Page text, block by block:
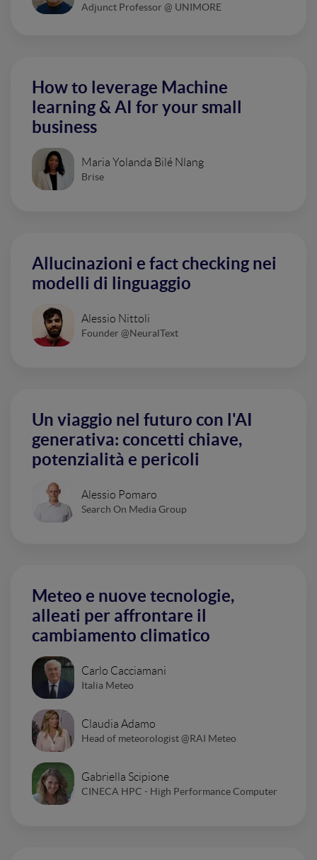
Adjunct Professor @ UNIMORE
How to leverage Machine
learning & AI for your small
business
Maria Yolanda Bilé Nlang
Brise
Allucinazioni e fact checking nei
modelli di linguaggio
Alessio Nittoli
Founder @NeuralText
Un viaggio nel futuro con l'AI
generativa: concetti chiave,
potenzialità e pericoli
Alessio Pomaro
Search On Media Group
Meteo e nuove tecnologie,
alleati per affrontare il
cambiamento climatico
Carlo Cacciamani
Italia Meteo
Claudia Adamo
Head of meteorologist @RAI Meteo
Gabriella Scipione
CINECA HPC - High Performance Computer